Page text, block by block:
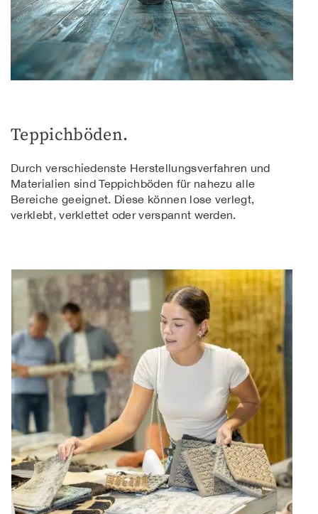
Teppichböden.
Durch verschiedenste Herstellungsverfahren und
Materialien sind Teppichböden für nahezu alle
Bereiche geeignet. Diese können lose verlegt,
verklebt, verklettet oder verspannt werden.